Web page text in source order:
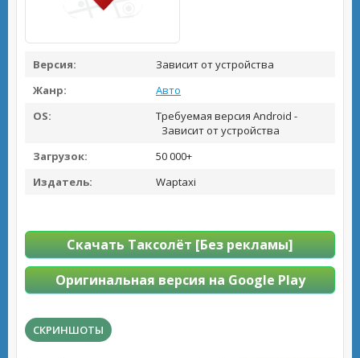
Версия:
Зависит от устройства
Жанр:
Авто
OS:
Требуемая версия Android -
Зависит от устройства
Загрузок:
50 000+
Издатель:
Waptaxi
Скачать Таксолёт [Без рекламы]
Оригинальная версия на Google Play
СКРИНШОТЫ